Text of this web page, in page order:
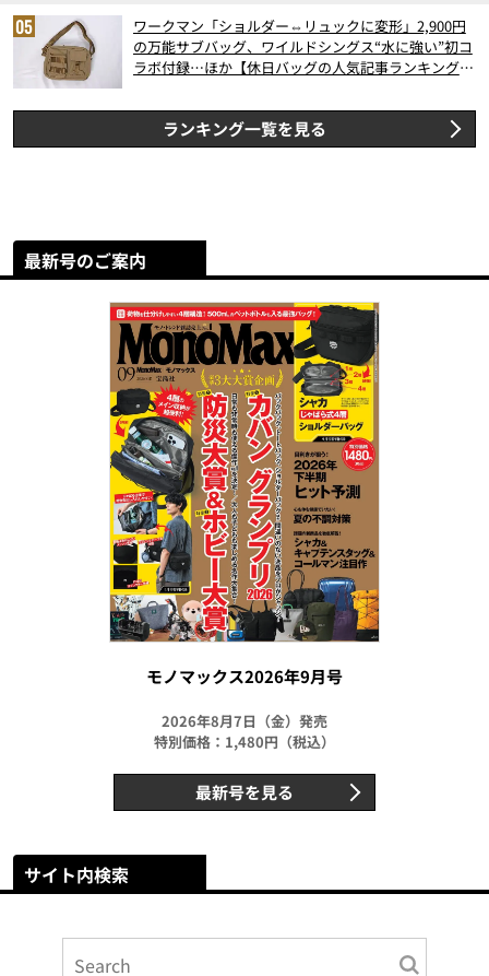
ワークマン「ショルダー⇔リュックに変形」2,900円
の万能サブバッグ、ワイルドシングス“水に強い”初コ
ラボ付録…ほか【休日バッグの人気記事ランキングベ
ランキング一覧を見る
最新号のご案内
モノマックス2026年9月号
2026年8月7日（金）発売
特別価格：1,480円（税込）
最新号を見る
サイト内検索